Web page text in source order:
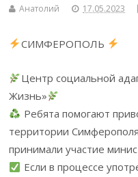
Анатолий 17.05.2023
СИМФЕРОПОЛЬ
Центр социальной
Жизнь»
Ребята помогают
территории
принимали участие
Если в процессе